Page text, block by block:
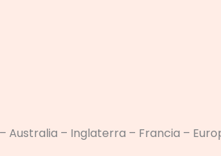
Australia – Inglaterra – Francia –